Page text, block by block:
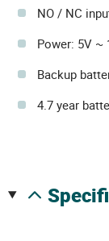
NO / NC
Power: 5V ~
Backup
4.7 year